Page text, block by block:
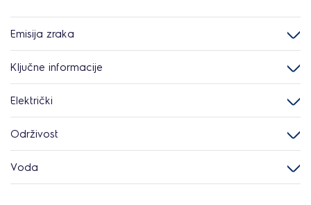
Emisija zraka
Ključne informacije
Električki
Održivost
Voda